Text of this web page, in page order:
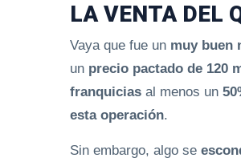
LA VENTA DEL
Vaya que fue un muy buen
un precio pactado de 120
franquicias al menos un
esta operación.
Sin embargo, algo se